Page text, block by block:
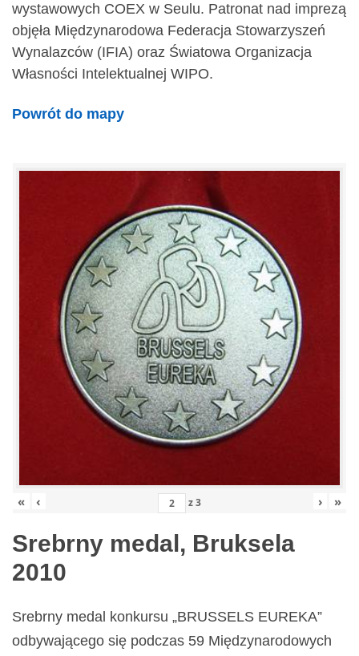
wystawowych COEX w Seulu. Patronat nad imprezą
objęła Międzynarodowa Federacja Stowarzyszeń
Wynalazców (IFIA) oraz Światowa Organizacja
Własności Intelektualnej WIPO.
Powrót do mapy
« ‹ z3 › »
Srebrny medal, Bruksela
2010
Srebrny medal konkursu „BRUSSELS EUREKA”
odbywającego się podczas 59 Międzynarodowych